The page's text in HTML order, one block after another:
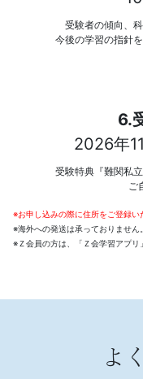
受験者の傾向、
今後の学習の指針
6.
2026年
受験特典『難関私
ご
※お申し込みの際に住所をご登録い
※海外への発送は承っておりません。
※Ｚ会員の方は、「Ｚ会学習アプリ
よ